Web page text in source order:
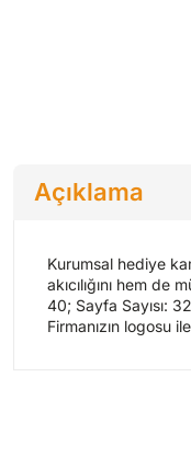
Açıklama
Kurumsal hediye
akıcılığını hem
40; Sayfa Sayısı:
Firmanızın logosu